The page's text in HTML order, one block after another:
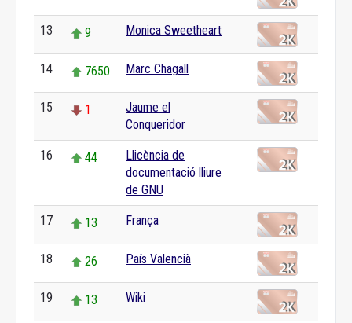
13 9 Monica Sweetheart
14 7650 Marc Chagall
15 1
Jaume el
Conqueridor
16 44
Llicència de
documentació lliure
de GNU
17 13 França
18 26 País Valencià
19 13 Wiki